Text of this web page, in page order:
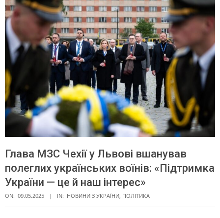
Глава МЗС Чехії у Львові вшанував
полеглих українських воїнів: «Підтримка
України — це й наш інтерес»
ON: 09.05.2025 IN: НОВИНИ З УКРАЇНИ, ПОЛІТИКА